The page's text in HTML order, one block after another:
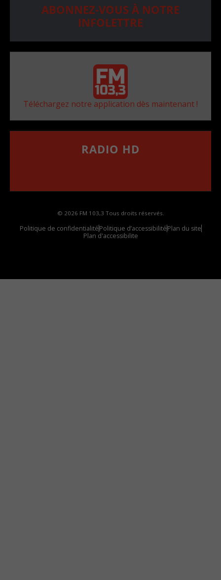
ABONNEZ-VOUS À NOTRE
INFOLETTRE
Téléchargez notre application dès maintenant !
RADIO HD
© 2026 FM 103,3 Tous droits réservés.
Politique de confidentialitéPolitique d’accessibilitéPlan du site
Plan d'accessibilite